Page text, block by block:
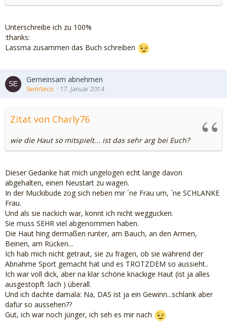
Unterschreibe ich zu 100%
:thanks:
Lassma zusammen das Buch schreiben
Gemeinsam abnehmen
SemiSeco 17. Januar 2014
Zitat von Charly76
wie die Haut so mitspielt... ist das sehr arg bei Euch?
Dieser Gedanke hat mich ungelogen echt lange davon
abgehalten, einen Neustart zu wagen.
In der Muckibude zog sich neben mir ´ne Frau um, ´ne SCHLANKE
Frau.
Und als sie nackich war, konnt ich nicht weggucken.
Sie muss SEHR viel abgenommen haben.
Die Haut hing dermaßen runter, am Bauch, an den Armen,
Beinen, am Rücken...
Ich hab mich nicht getraut, sie zu fragen, ob sie während der
Abnahme Sport gemacht hat und es TROTZDEM so aussieht..
Ich war voll dick, aber na klar schöne knackige Haut (ist ja alles
ausgestopft :lach ) überall.
Und ich dachte damala: Na, DAS ist ja ein Gewinn...schlank aber
dafür so aussehen??
Gut, ich war noch jünger, ich seh es mir nach